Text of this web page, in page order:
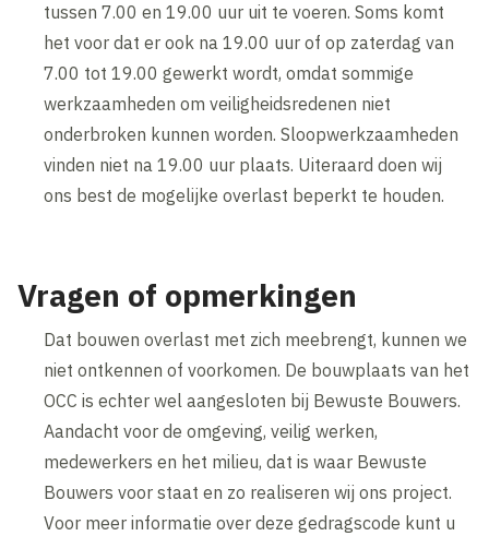
tussen 7.00 en 19.00 uur uit te voeren. Soms komt
het voor dat er ook na 19.00 uur of op zaterdag van
7.00 tot 19.00 gewerkt wordt, omdat sommige
werkzaamheden om veiligheidsredenen niet
onderbroken kunnen worden. Sloopwerkzaamheden
vinden niet na 19.00 uur plaats. Uiteraard doen wij
ons best de mogelijke overlast beperkt te houden.
Vragen of opmerkingen
Dat bouwen overlast met zich meebrengt, kunnen we
niet ontkennen of voorkomen. De bouwplaats van het
OCC is echter wel aangesloten bij Bewuste Bouwers.
Aandacht voor de omgeving, veilig werken,
medewerkers en het milieu, dat is waar Bewuste
Bouwers voor staat en zo realiseren wij ons project.
Voor meer informatie over deze gedragscode kunt u